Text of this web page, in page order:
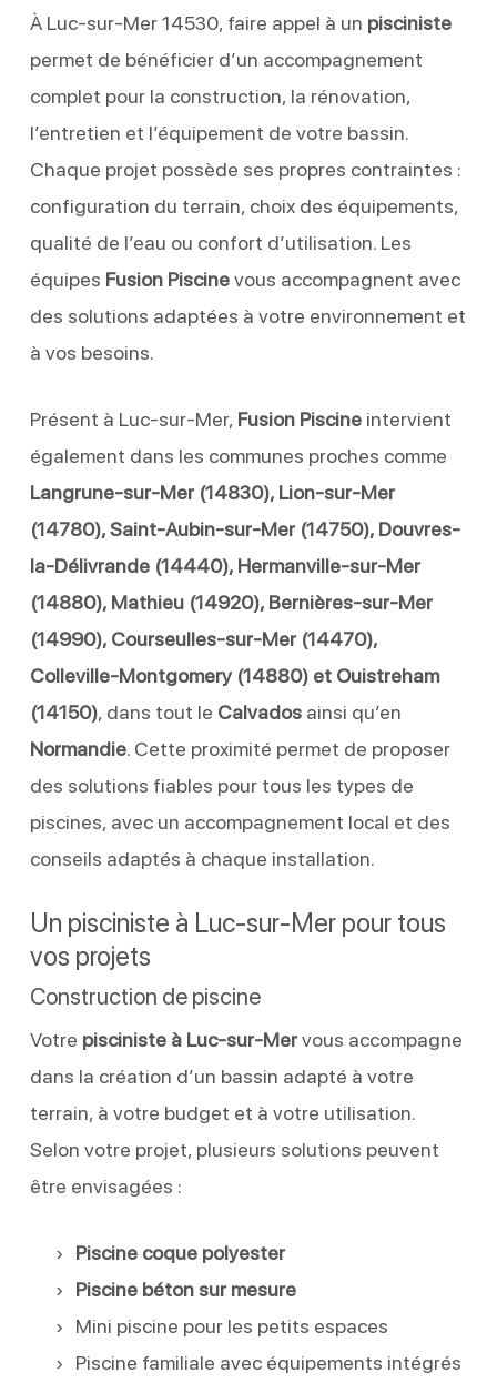
À Luc-sur-Mer 14530, faire appel à un pisciniste
permet de bénéficier d’un accompagnement
complet pour la construction, la rénovation,
l’entretien et l’équipement de votre bassin.
Chaque projet possède ses propres contraintes :
configuration du terrain, choix des équipements,
qualité de l’eau ou confort d’utilisation. Les
équipes Fusion Piscinevous accompagnent avec
des solutions adaptées à votre environnement et
à vos besoins.
Présent à Luc-sur-Mer, Fusion Piscineintervient
également dans les communes proches comme
Langrune-sur-Mer (14830), Lion-sur-Mer
(14780), Saint-Aubin-sur-Mer (14750), Douvres-
la-Délivrande (14440), Hermanville-sur-Mer
(14880), Mathieu (14920), Bernières-sur-Mer
(14990), Courseulles-sur-Mer (14470),
Colleville-Montgomery (14880) et Ouistreham
(14150), dans tout le Calvadosainsi qu’en
Normandie. Cette proximité permet de proposer
des solutions fiables pour tous les types de
piscines, avec un accompagnement local et des
conseils adaptés à chaque installation.
Un pisciniste à Luc-sur-Mer pour tous
vos projets
Construction de piscine
Votre pisciniste à Luc-sur-Mervous accompagne
dans la création d’un bassin adapté à votre
terrain, à votre budget et à votre utilisation.
Selon votre projet, plusieurs solutions peuvent
être envisagées :
Piscine coque polyester
Piscine béton sur mesure
Mini piscine pour les petits espaces
Piscine familiale avec équipements intégrés